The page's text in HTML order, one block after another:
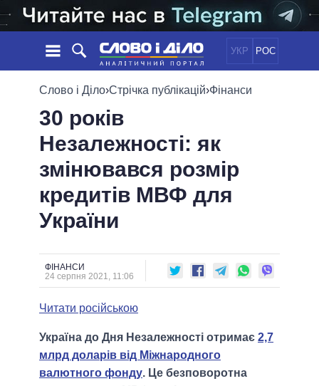
УКР РОС
НОВИНИ
СТРІЧКА
ПОДІЇ
СТАТТІ
ОГЛЯДИ
ДАЙДЖЕСТИ
ЕКОНОМІКА
СУСПІЛЬСТВО
СВІТ
ПОЛIТИКИ
УСІ ПОЛІТИКИ
ПРЕЗИДЕНТ І ОФІС
ВЕРХОВНА РАДА
ГОЛОВИ ОБЛАДМІНІСТРАЦІЙ
МЕРИ МІСТ
ВСІ ПЕРСОНИ
ІНФОГРАФІКА
ПОРІВНЯННЯ ПОЛІТИКІВ
Слово і Діло›Стрічка публікацій›Фінанси
30 років
Незалежності: як
змінювався розмір
кредитів МВФ для
України
ФІНАНСИ
24 серпня 2021, 11:06
Читати російською
Україна до Дня Незалежності отримає 2,7
млрд доларів від Міжнародного
валютного фонду. Це безповоротна